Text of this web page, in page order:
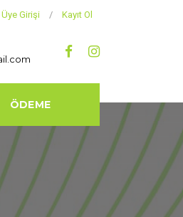
Üye Girişi / Kayıt Ol
ÖDEME